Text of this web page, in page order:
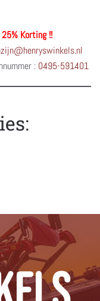
25% Korting !!
: 0495-591401